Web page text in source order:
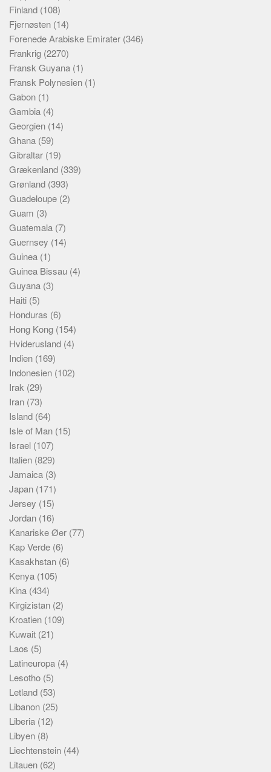
Finland (108)
Fjernøsten (14)
Forenede Arabiske Emirater (346)
Frankrig (2270)
Fransk Guyana (1)
Fransk Polynesien (1)
Gabon (1)
Gambia (4)
Georgien (14)
Ghana (59)
Gibraltar (19)
Grækenland (339)
Grønland (393)
Guadeloupe (2)
Guam (3)
Guatemala (7)
Guernsey (14)
Guinea (1)
Guinea Bissau (4)
Guyana (3)
Haiti (5)
Honduras (6)
Hong Kong (154)
Hviderusland (4)
Indien (169)
Indonesien (102)
Irak (29)
Iran (73)
Island (64)
Isle of Man (15)
Israel (107)
Italien (829)
Jamaica (3)
Japan (171)
Jersey (15)
Jordan (16)
Kanariske Øer (77)
Kap Verde (6)
Kasakhstan (6)
Kenya (105)
Kina (434)
Kirgizistan (2)
Kroatien (109)
Kuwait (21)
Laos (5)
Latineuropa (4)
Lesotho (5)
Letland (53)
Libanon (25)
Liberia (12)
Libyen (8)
Liechtenstein (44)
Litauen (62)